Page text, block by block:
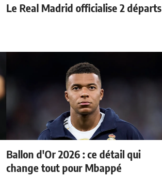
Le Real Madrid officialise 2 départs
Ballon d'Or 2026 : ce détail qui
change tout pour Mbappé